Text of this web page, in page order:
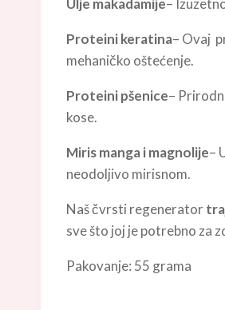
Proteini keratina– Ovaj
mehaničko oštećenje.
Proteini pšenice–
kose.
Miris manga i magnolije–
neodoljivo mirisnom.
Naš čvrsti regenerator
sve što joj je potrebno za
Pakovanje: 55 grama